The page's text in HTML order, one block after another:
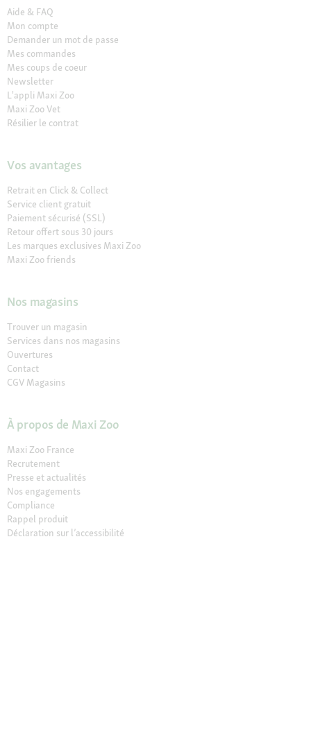
Aide & FAQ
Mon compte
Demander un mot de passe
Mes commandes
Mes coups de coeur
Newsletter
L'appli Maxi Zoo
Maxi Zoo Vet
Résilier le contrat
Vos avantages
Retrait en Click & Collect
Service client gratuit
Paiement sécurisé (SSL)
Retour offert sous 30 jours
Les marques exclusives Maxi Zoo
Maxi Zoo friends
Nos magasins
Trouver un magasin
Services dans nos magasins
Ouvertures
Contact
CGV Magasins
À propos de Maxi Zoo
Maxi Zoo France
Recrutement
Presse et actualités
Nos engagements
Compliance
Rappel produit
Déclaration sur l’accessibilité